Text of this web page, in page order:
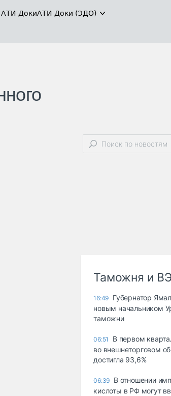
АТИ-ДокиАТИ-Доки (ЭДО)
Таможня и
16:49 Губернатор
новым начальником
таможни
06:51
В первом
во внешнеторговом
достигла 93,6%
06:39 В отношении
кислоты в РФ могут